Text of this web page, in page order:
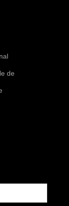
de